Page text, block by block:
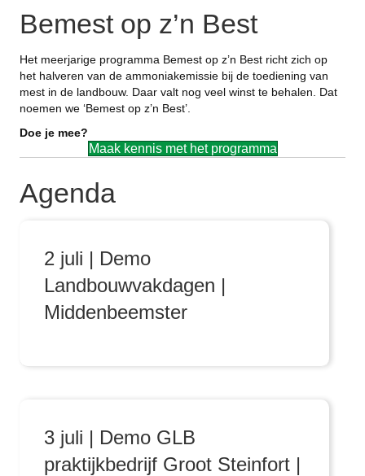
Bemest op z’n Best
Het meerjarige programma Bemest op z’n Best richt zich op
het halveren van de ammoniakemissie bij de toediening van
mest in de landbouw. Daar valt nog veel winst te behalen. Dat
noemen we ‘Bemest op z’n Best’.
Doe je mee?
Maak kennis met het programma
Agenda
2 juli | Demo
Landbouwvakdagen |
Middenbeemster
3 juli | Demo GLB
praktijkbedrijf Groot Steinfort |